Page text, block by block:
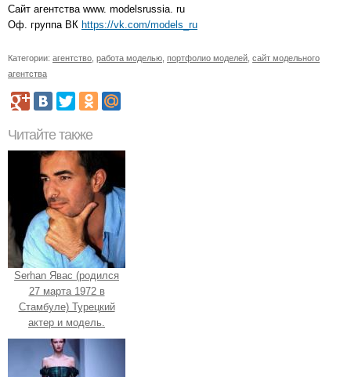
Сайт агентства www. modelsrussia. ru
Оф. группа ВК https://vk.com/models_ru
Категории: агентство работа моделью портфолио моделей сайт модельного
агентства
Читайте также
Serhan Явас (родился
27 марта 1972 в
Стамбуле) Турецкий
актер и модель.